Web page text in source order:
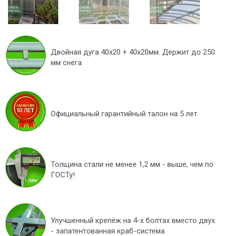
Двойная дуга 40x20 + 40х20мм. Держит до 250
мм снега
Официальный гарантийный талон на 5 лет
Толщина стали не менее 1,2 мм - выше, чем по
ГОСТу!
Улучшенный крепёж на 4-х болтах вместо двух
- запатентованная краб-система